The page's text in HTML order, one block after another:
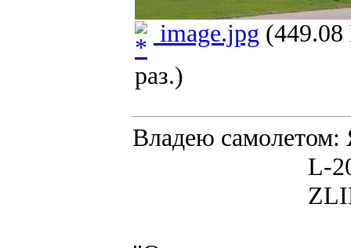
image.jpg (449.08
раз.)
Владею
L-200D
ZLIN 526